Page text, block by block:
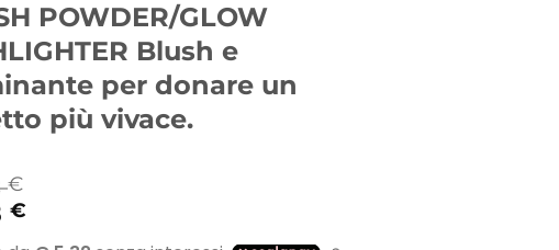
POWDER/GLOW
Blush e
per donare un
più vivace.
€
€